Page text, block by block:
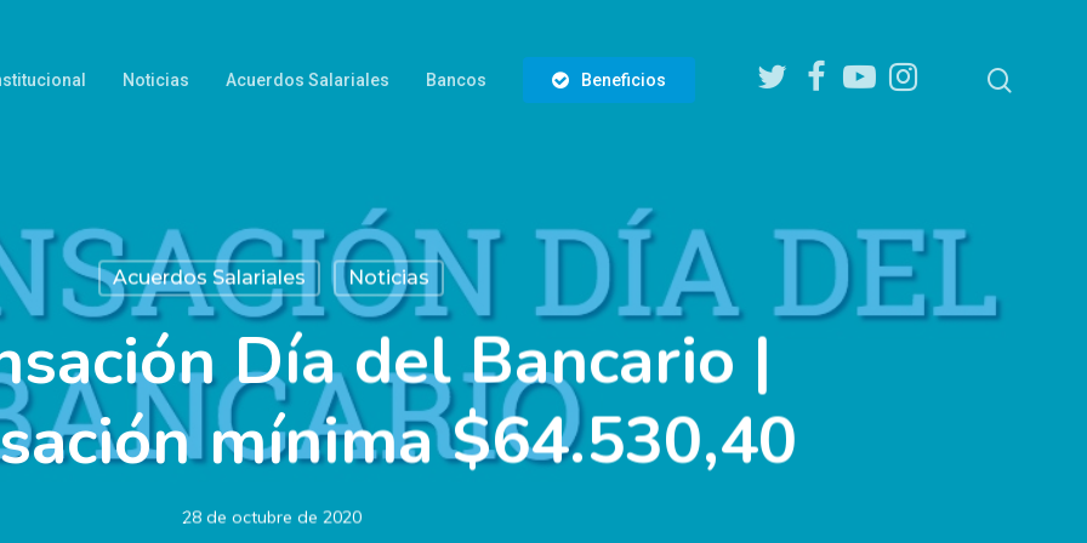
Noticias Acuerdos Salariales Bancos Beneficios
twitter facebookyoutubeinstagram
Acuerdos Salariales Noticias
Día del Bancario |
mínima $64.530,40
28 de octubre de 2020